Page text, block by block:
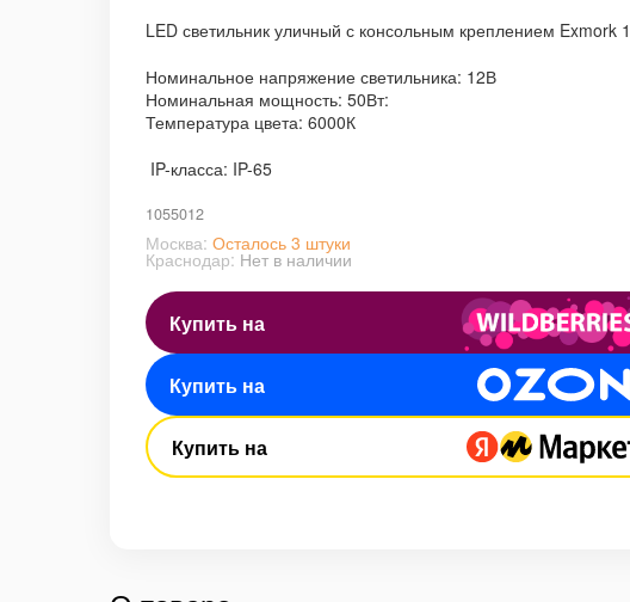
LED светильник уличный с консольным креплением Exmork
Номинальное напряжение светильника: 12В
Номинальная мощность: 50Вт:
Температура цвета: 6000К
IP-класса: IP-65
1055012
Москва: Осталось 3 штуки
Краснодар: Нет в наличии
Купить на
Купить на
Купить на